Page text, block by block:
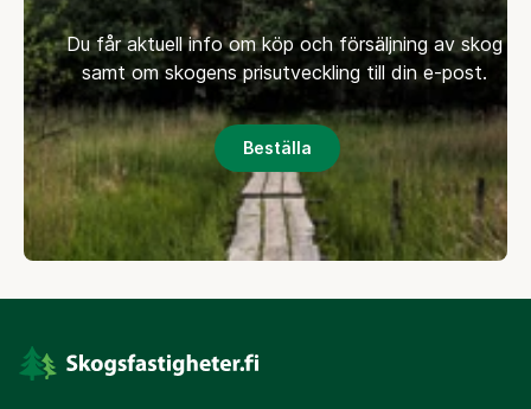
Du får aktuell info om köp och försäljning av skog
samt om skogens prisutveckling till din e-post.
Beställa